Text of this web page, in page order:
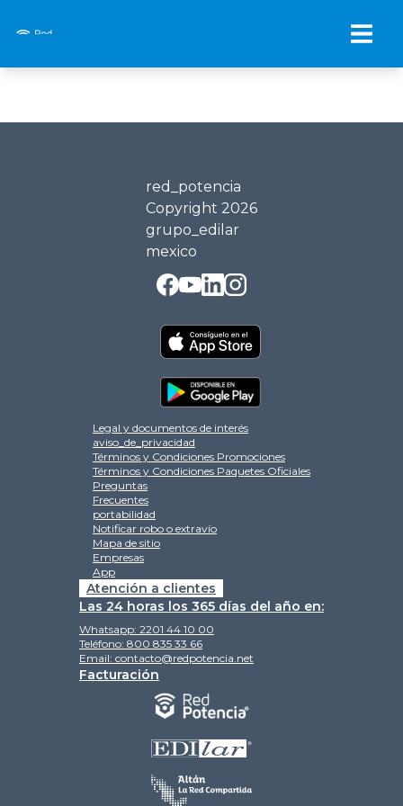
Loading PDF…
red_potencia
Copyright 2026
grupo_edilar
mexico
Legal y documentos de interés
aviso_de_privacidad
Términos y Condiciones Promociones
Términos y Condiciones Paquetes Oficiales
Preguntas
Frecuentes
portabilidad
Notificar robo o extravío
Mapa de sitio
Empresas
App
Atención a clientes
Las 24 horas los 365 días del año en:
Whatsapp: 2201 44 10 00
Teléfono: 800 835 33 66
Email: contacto@redpotencia.net
Facturación